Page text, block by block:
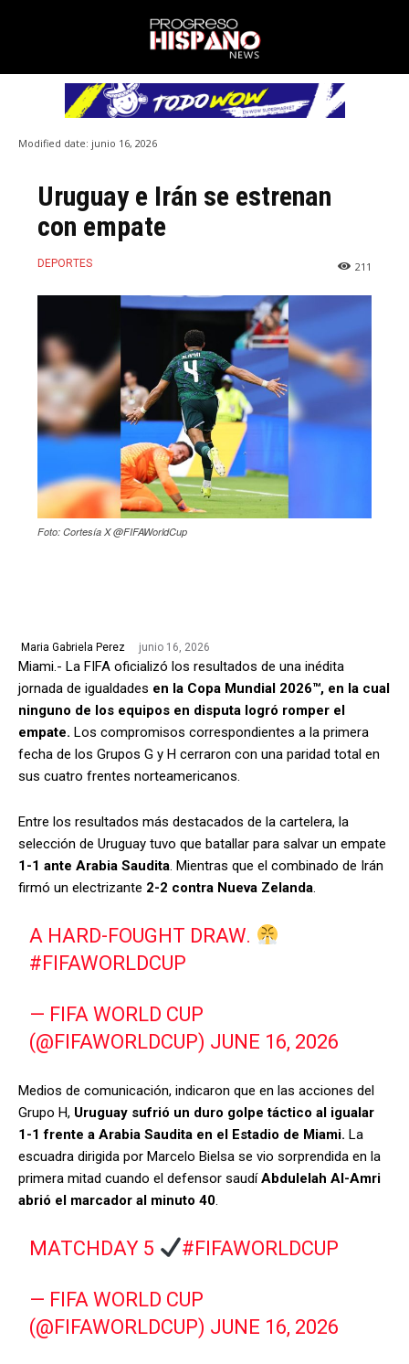
Modified date: junio 16, 2026
Uruguay e Irán se estrenan
con empate
DEPORTES 211
Foto: Cortesía X @FIFAWorldCup
Maria Gabriela Perez junio 16, 2026
Miami.- La FIFA oficializó los resultados de una inédita
jornada de igualdades en la Copa Mundial 2026™, en la cual
ninguno de los equipos en disputa logró romper el
empate. Los compromisos correspondientes a la primera
fecha de los Grupos G y H cerraron con una paridad total en
sus cuatro frentes norteamericanos.
Entre los resultados más destacados de la cartelera, la
selección de Uruguay tuvo que batallar para salvar un empate
1-1 ante Arabia Saudita. Mientras que el combinado de Irán
firmó un electrizante 2-2 contra Nueva Zelanda.
A HARD-FOUGHT DRAW.
#FIFAWORLDCUP
— FIFA WORLD CUP
(@FIFAWORLDCUP) JUNE 16, 2026
Medios de comunicación, indicaron que en las acciones del
Grupo H, Uruguay sufrió un duro golpe táctico al igualar
1-1 frente a Arabia Saudita en el Estadio de Miami. La
escuadra dirigida por Marcelo Bielsa se vio sorprendida en la
primera mitad cuando el defensor saudíAbdulelah Al-Amri
abrió el marcador al minuto 40.
MATCHDAY 5 #FIFAWORLDCUP
— FIFA WORLD CUP
(@FIFAWORLDCUP) JUNE 16, 2026